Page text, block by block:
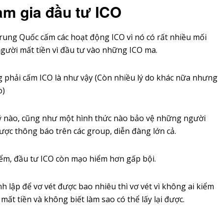
gia đầu tư ICO
Quốc cấm các hoạt động ICO vì nó có rất nhiều mối
mất tiền vì đầu tư vào những ICO ma.
phải cấm ICO là như vậy (Còn nhiều lý do khác nữa nhưng
nào, cũng như một hình thức nào bảo vệ những người
thông báo trên các group, diễn đàng lớn cả.
đầu tư ICO còn mạo hiểm hơn gấp bội.
lập để vơ vét được bao nhiêu thì vơ vét vì không ai kiểm
tiền và không biết làm sao có thể lấy lại được.